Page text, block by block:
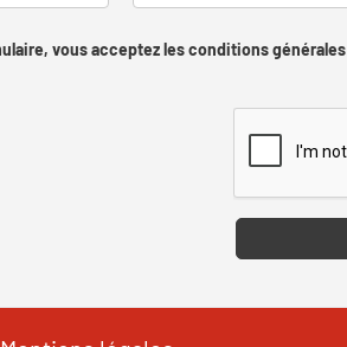
vous acceptez les conditions générales